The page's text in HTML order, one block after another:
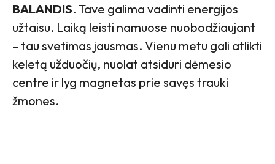
BALANDIS. Tave galima vadinti energijos
užtaisu. Laiką leisti namuose nuobodžiaujant
– tau svetimas jausmas. Vienu metu gali atlikti
keletą užduočių, nuolat atsiduri dėmesio
centre ir lyg magnetas prie savęs trauki
žmones.